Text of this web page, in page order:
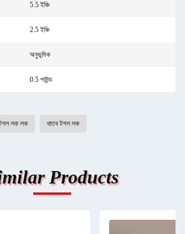
5.5 ইঞ্চি
2.5 ইঞ্চি
অনুভূমিক
0.5 পাউন্ড
লক লক ধাতব টগল লক
Products